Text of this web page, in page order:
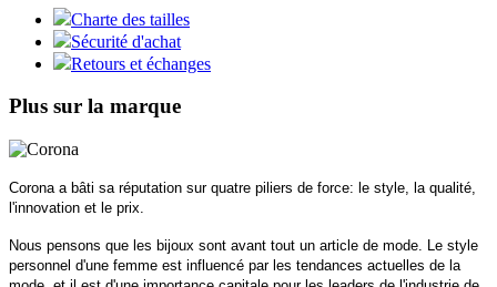
Charte des tailles
Sécurité d'achat
Retours et échanges
Plus sur la marque
Corona a bâti sa réputation sur quatre piliers de force: le style, la qualité,
l'innovation et le prix.
Nous pensons que les bijoux sont avant tout un article de mode. Le style
personnel d'une femme est influencé par les tendances actuelles de la